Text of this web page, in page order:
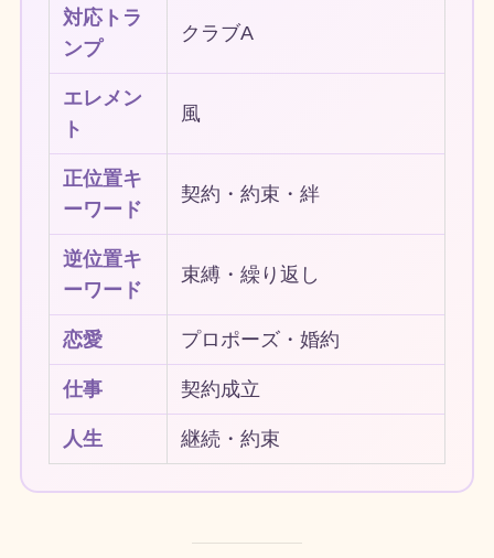
対応トラ
ンプ
クラブA
エレメン
ト
風
正位置キ
ーワード
契約・約束・絆
逆位置キ
ーワード
束縛・繰り返し
恋愛 プロポーズ・婚約
仕事 契約成立
人生 継続・約束